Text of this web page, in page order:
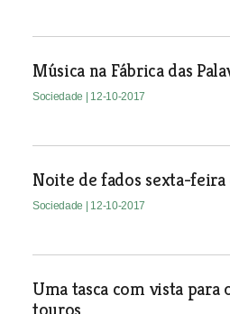
Música na Fábrica das
Sociedade | 12-10-2017
Noite de fados sexta-feira
Sociedade | 12-10-2017
Uma tasca com vista para